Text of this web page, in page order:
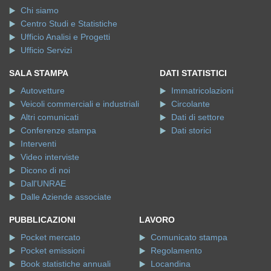
Chi siamo
Centro Studi e Statistiche
Ufficio Analisi e Progetti
Ufficio Servizi
SALA STAMPA
Autovetture
Veicoli commerciali e industriali
Altri comunicati
Conferenze stampa
Interventi
Video interviste
Dicono di noi
Dall'UNRAE
Dalle Aziende associate
DATI STATISTICI
Immatricolazioni
Circolante
Dati di settore
Dati storici
PUBBLICAZIONI
Pocket mercato
Pocket emissioni
Book statistiche annuali
LAVORO
Comunicato stampa
Regolamento
Locandina